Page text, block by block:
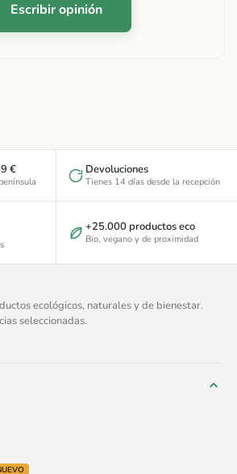
Escribir opinión
€ Devoluciones
Tienes 14 días desde la recepción
+25.000 productos eco
Bio, vegano y de proximidad
ecológicos, naturales y de bienestar.
seleccionadas.